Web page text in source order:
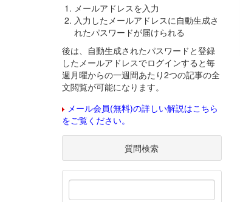
メールアドレスを入力
入力したメールアドレスに自動生成さ
れたパスワードが届けられる
後は、自動生成されたパスワードと登録
したメールアドレスでログインすると毎
週月曜からの一週間あたり2つの記事の全
文閲覧が可能になります。
メール会員(無料)の詳しい解説はこちら
をご覧ください。
質問検索